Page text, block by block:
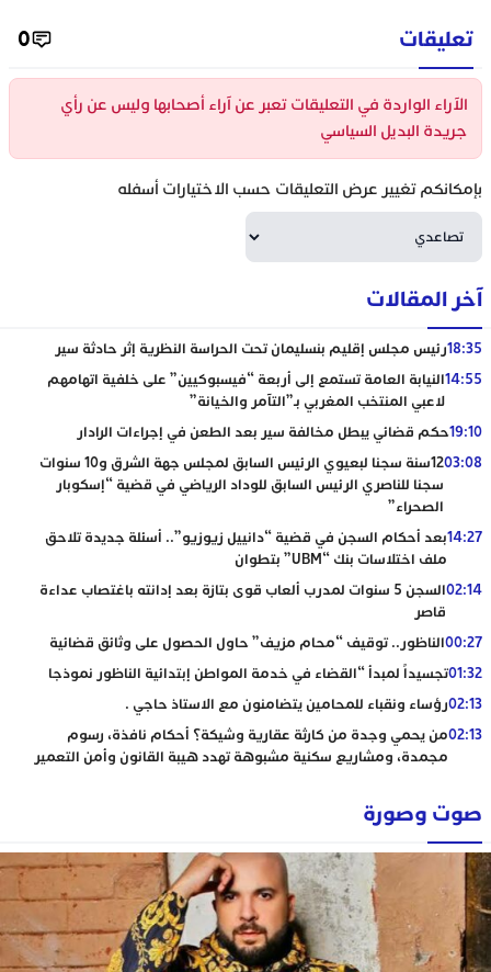
تعليقات 0
الآراء الواردة في التعليقات تعبر عن آراء أصحابها وليس عن رأي
جريدة البديل السياسي
بإمكانكم تغيير عرض التعليقات حسب الاختيارات أسفله
آخر المقالات
18:35رئيس مجلس إقليم بنسليمان تحت الحراسة النظرية إثر حادثة سير
14:55النيابة العامة تستمع إلى أربعة “فيسبوكيين” على خلفية اتهامهم
لاعبي المنتخب المغربي بـ”التآمر والخيانة”
19:10حكم قضائي يبطل مخالفة سير بعد الطعن في إجراءات الرادار
03:08
12سنة سجنا لبعيوي الرئيس السابق لمجلس جهة الشرق و10 سنوات
سجنا للناصري الرئيس السابق للوداد الرياضي في قضية “إسكوبار
الصحراء”
14:27بعد أحكام السجن في قضية “دانييل زيوزيو”.. أسئلة جديدة تلاحق
ملف اختلاسات بنك “UBM” بتطوان
02:14
السجن 5 سنوات لمدرب ألعاب قوى بتازة بعد إدانته باغتصاب عداءة
قاصر
00:27الناظور.. توقيف “محام مزيف” حاول الحصول على وثائق قضائية
01:32تجسيداً لمبدأ “القضاء في خدمة المواطن إبتدائية الناظور نموذجا
02:13رؤساء ونقباء للمحامين يتضامنون مع الاستاذ حاجي .
02:13من يحمي وجدة من كارثة عقارية وشيكة؟ أحكام نافذة، رسوم
مجمدة، ومشاريع سكنية مشبوهة تهدد هيبة القانون وأمن التعمير
صوت وصورة